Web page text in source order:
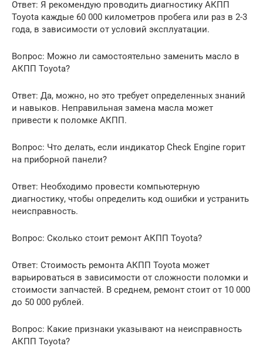
Ответ: Я рекомендую проводить диагностику АКПП
Toyota каждые 60 000 километров пробега или раз в 2-3
года, в зависимости от условий эксплуатации.
Вопрос: Можно ли самостоятельно заменить масло в
АКПП Toyota?
Ответ: Да, можно, но это требует определенных знаний
и навыков. Неправильная замена масла может
привести к поломке АКПП.
Вопрос: Что делать, если индикатор Check Engine горит
на приборной панели?
Ответ: Необходимо провести компьютерную
диагностику, чтобы определить код ошибки и устранить
неисправность.
Вопрос: Сколько стоит ремонт АКПП Toyota?
Ответ: Стоимость ремонта АКПП Toyota может
варьироваться в зависимости от сложности поломки и
стоимости запчастей. В среднем, ремонт стоит от 10 000
до 50 000 рублей.
Вопрос: Какие признаки указывают на неисправность
АКПП Toyota?